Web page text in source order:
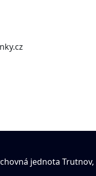
jednota Trutnov,